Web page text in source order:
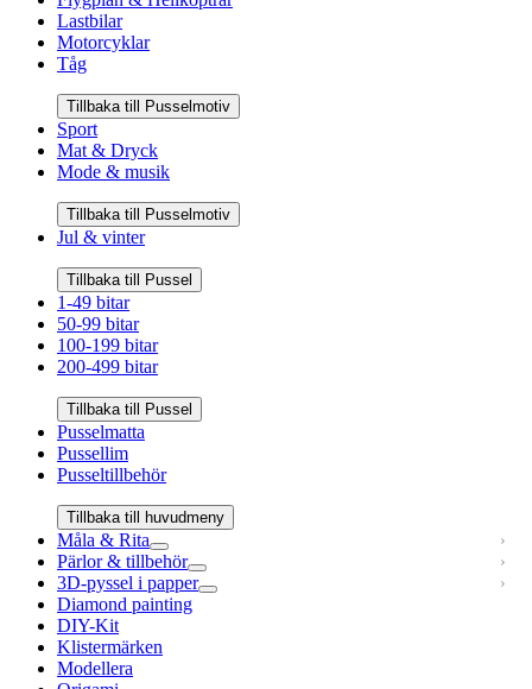
Lastbilar
Motorcyklar
Tåg
Tillbaka till Pusselmotiv
Sport
Mat & Dryck
Mode & musik
Tillbaka till Pusselmotiv
Jul & vinter
Tillbaka till Pussel
1-49 bitar
50-99 bitar
100-199 bitar
200-499 bitar
Tillbaka till Pussel
Pusselmatta
Pussellim
Pusseltillbehör
Tillbaka till huvudmeny
Måla & Rita
Pärlor & tillbehör
3D-pyssel i papper
Diamond painting
DIY-Kit
Klistermärken
Modellera